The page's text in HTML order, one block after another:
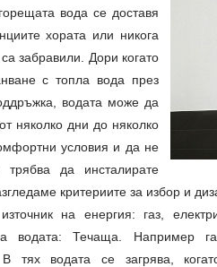
вода се доставя
хората или никога
забравили. Дори когато
с топла вода през
водата може да
няколко дни до няколко
условия и да не
да инсталирате
критериите за избор и
на енергия: газ,
водата: Течаща. Например
В тях водата се загрява,